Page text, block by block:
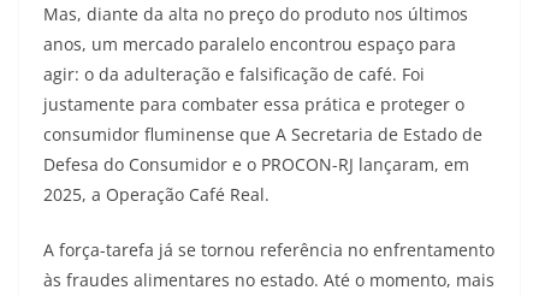
Mas, diante da alta no preço do produto nos últimos
anos, um mercado paralelo encontrou espaço para
agir: o da adulteração e falsificação de café. Foi
justamente para combater essa prática e proteger o
consumidor fluminense que A Secretaria de Estado de
Defesa do Consumidor e o PROCON-RJ lançaram, em
2025, a Operação Café Real.
A força-tarefa já se tornou referência no enfrentamento
às fraudes alimentares no estado. Até o momento, mais